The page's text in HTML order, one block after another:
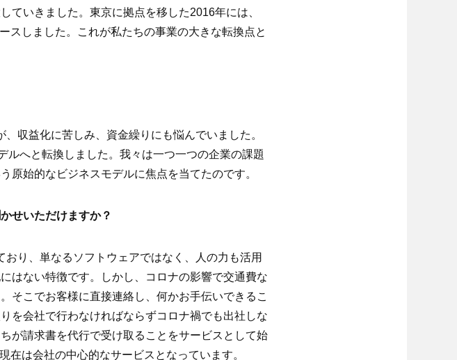
ていきました。東京に拠点を移した2016年には、
スしました。これが私たちの事業の大きな転換点と
収益化に苦しみ、資金繰りにも悩んでいました。
へと転換しました。我々は一つ一つの企業の課題
原始的なビジネスモデルに焦点を当てたのです。
せいただけますか？
り、単なるソフトウェアではなく、人の力も活用
はない特徴です。しかし、コロナの影響で交通費な
そこでお客様に直接連絡し、何かお手伝いできるこ
を会社で行わなければならずコロナ禍でも出社しな
が請求書を代行で受け取ることをサービスとして始
は会社の中心的なサービスとなっています。